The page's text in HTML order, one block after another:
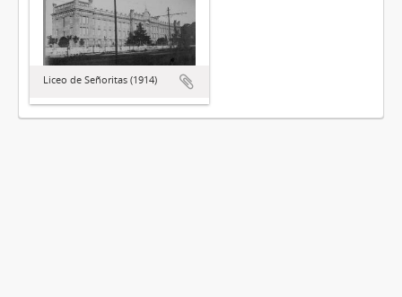
Liceo de Señoritas (1914)